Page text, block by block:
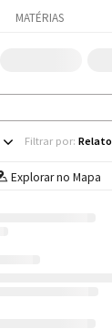
MATÉRIAS
Filtrar por: Relato
Explorar no Mapa